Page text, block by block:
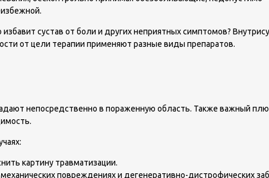
сустав от боли и других неприятных симптомов?
от цели терапии применяют разные виды препаратов.
непосредственно в пораженную область. Также важный
картину травматизации.
повреждениях и дегенеративно-дистрофических